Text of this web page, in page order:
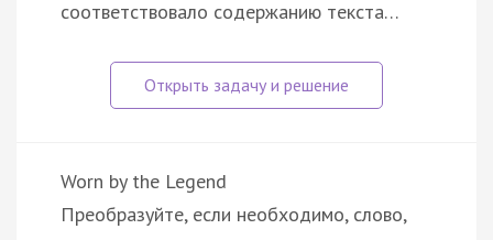
соответствовало содержанию текста…
Worn by the Legend
Преобразуйте, если необходимо, слово,